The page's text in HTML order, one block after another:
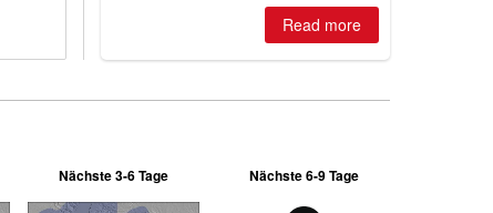
two outdoor areas still open.
Read more
Nächste 3-6 Tage Nächste 6-9 Tage